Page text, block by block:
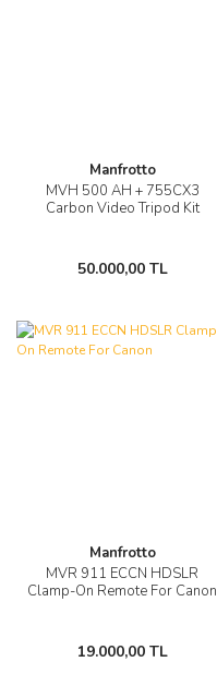
Manfrotto
MVH 500 AH + 755CX3
Carbon Video Tripod Kit
50.000,00 TL
Manfrotto
MVR 911 ECCN HDSLR
Clamp-On Remote For Canon
19.000,00 TL